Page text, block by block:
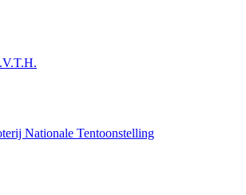
Nationale Tentoonstelling